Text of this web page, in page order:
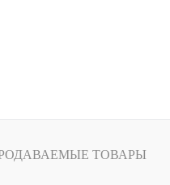
ТОВАРЫ